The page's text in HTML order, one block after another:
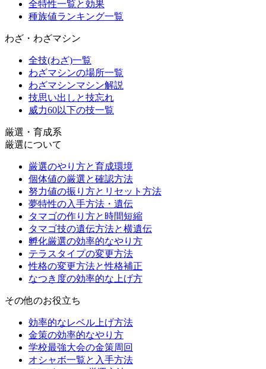
全特性一覧と効果
種族値ランキング一覧
わざ・わざマシン
全技(わざ)一覧
わざマシンの場所一覧
わざマシンマシン解説
技思い出しと技忘れ
威力60以下の技一覧
厳選・育成系
厳選について
厳選のやり方と育成環境
個体値の厳選と確認方法
努力値の振り方とリセット方法
夢特性の入手方法・遺伝
タマゴの作り方と時間短縮
タマゴ技の遺伝方法と横遺伝
孵化厳選の効率的なやり方
テラスタイプの変更方法
性格の変更方法と性格補正
なつき度の効率的な上げ方
その他のお役立ち
効率的なレベル上げ方法
金策の効率的なやり方
学校最強大会の金策周回
オシャボ一覧と入手方法